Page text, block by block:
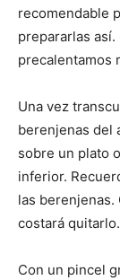
recomendable
prepararlas
precalentamos
Una vez
berenjenas del
sobre un plato
inferior.
las berenjenas.
costará quitarlo.
Con un pincel